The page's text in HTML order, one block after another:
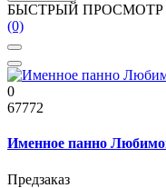
БЫСТРЫЙ ПРОСМОТР
(0)
0
67772
Именное панно
Предзаказ